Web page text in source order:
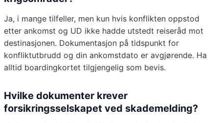
Ja, i mange tilfeller, men kun hvis konflikten oppstod
etter ankomst og UD ikke hadde utstedt reiseråd mot
destinasjonen. Dokumentasjon på tidspunkt for
konfliktutbrudd og din ankomstdato er avgjørende. Ha
alltid boardingkortet tilgjengelig som bevis.
Hvilke dokumenter krever
forsikringsselskapet ved skademelding?